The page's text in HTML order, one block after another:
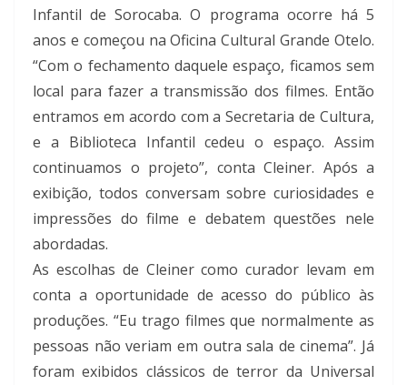
Infantil de Sorocaba. O programa ocorre há 5
anos e começou na Oficina Cultural Grande Otelo.
“Com o fechamento daquele espaço, ficamos sem
local para fazer a transmissão dos filmes. Então
entramos em acordo com a Secretaria de Cultura,
e a Biblioteca Infantil cedeu o espaço. Assim
continuamos o projeto”, conta Cleiner. Após a
exibição, todos conversam sobre curiosidades e
impressões do filme e debatem questões nele
abordadas.
As escolhas de Cleiner como curador levam em
conta a oportunidade de acesso do público às
produções. “Eu trago filmes que normalmente as
pessoas não veriam em outra sala de cinema”. Já
foram exibidos clássicos de terror da Universal